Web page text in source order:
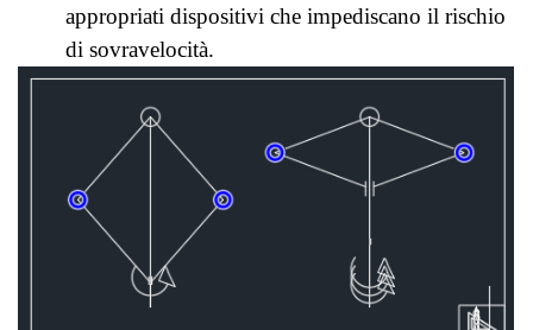
appropriati dispositivi che impediscano il rischio
di sovravelocità.